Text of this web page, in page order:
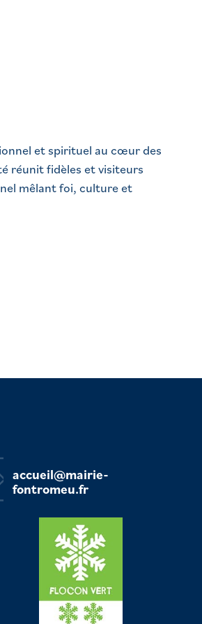
et spirituel au cœur des
réunit fidèles et visiteurs
mêlant foi, culture et
accueil@mairie-
fontromeu.fr